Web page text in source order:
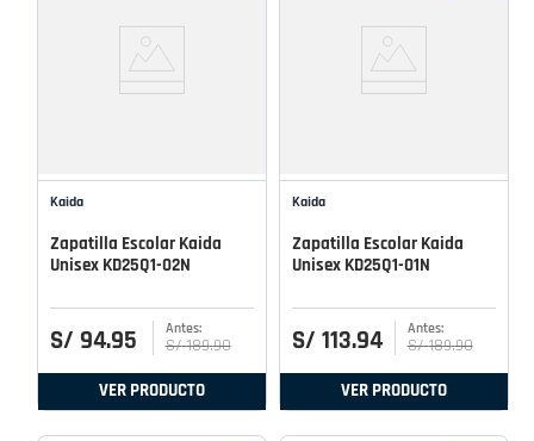
Kaida
Zapatilla Escolar Kaida
Unisex KD25Q1-02N
S/ 94.95 S/ 189.90
VER PRODUCTO
Kaida
Zapatilla Escolar Kaida
Unisex KD25Q1-01N
S/ 113.94 S/ 189.90
VER PRODUCTO